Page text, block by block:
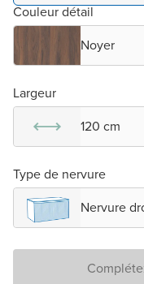
Couleur détail
Noyer
Largeur
120 cm
Type de nervure
Nervure